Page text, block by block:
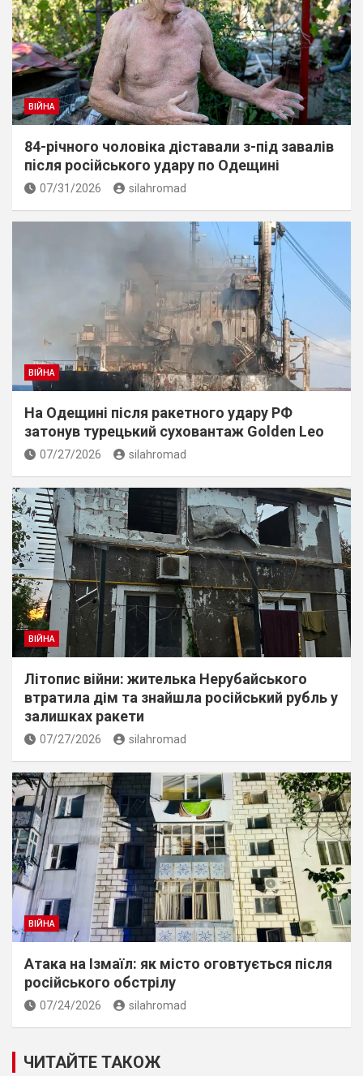
ВІЙНА
84-річного чоловіка діставали з-під завалів
пiсля росiйського удару по Одещині
07/31/2026 silahromad
ВІЙНА
На Одещині після ракетного удару РФ
затонув турецький суховантаж Golden Leo
07/27/2026 silahromad
ВІЙНА
Літопис війни: жителька Нерубайського
втратила дім та знайшла російський рубль у
залишках ракети
07/27/2026 silahromad
ВІЙНА
Атака на Ізмаїл: як місто оговтується після
російського обстрілу
07/24/2026 silahromad
ЧИТАЙТЕ ТАКОЖ